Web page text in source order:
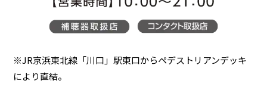
※JR京浜東北線「川口」駅東口からペデストリアンデッキ
により直結。